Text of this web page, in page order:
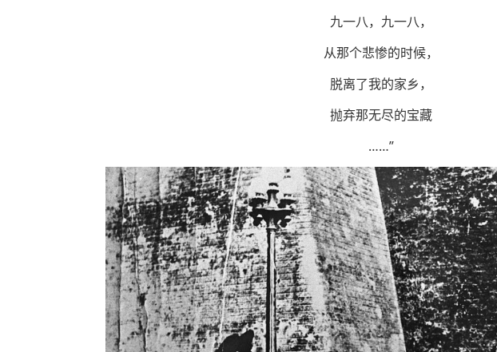
九一八，九一八，
从那个悲惨的时候，
脱离了我的家乡，
抛弃那无尽的宝藏
……”